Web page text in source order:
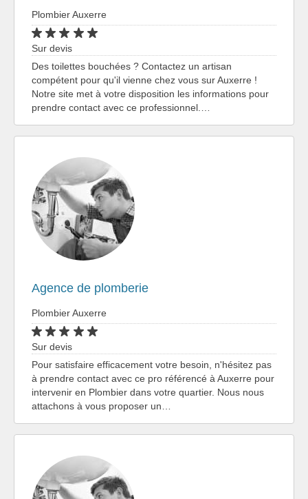
Plombier Auxerre
Sur devis
Des toilettes bouchées ? Contactez un artisan
compétent pour qu'il vienne chez vous sur Auxerre !
Notre site met à votre disposition les informations pour
prendre contact avec ce professionnel.…
Agence de plomberie
Plombier Auxerre
Sur devis
Pour satisfaire efficacement votre besoin, n'hésitez pas
à prendre contact avec ce pro référencé à Auxerre pour
intervenir en Plombier dans votre quartier. Nous nous
attachons à vous proposer un…